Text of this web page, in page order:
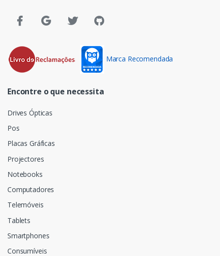
Marca Recomendada
Encontre o que necessita
Drives Ópticas
Pos
Placas Gráficas
Projectores
Notebooks
Computadores
Telemóveis
Tablets
Smartphones
Consumíveis